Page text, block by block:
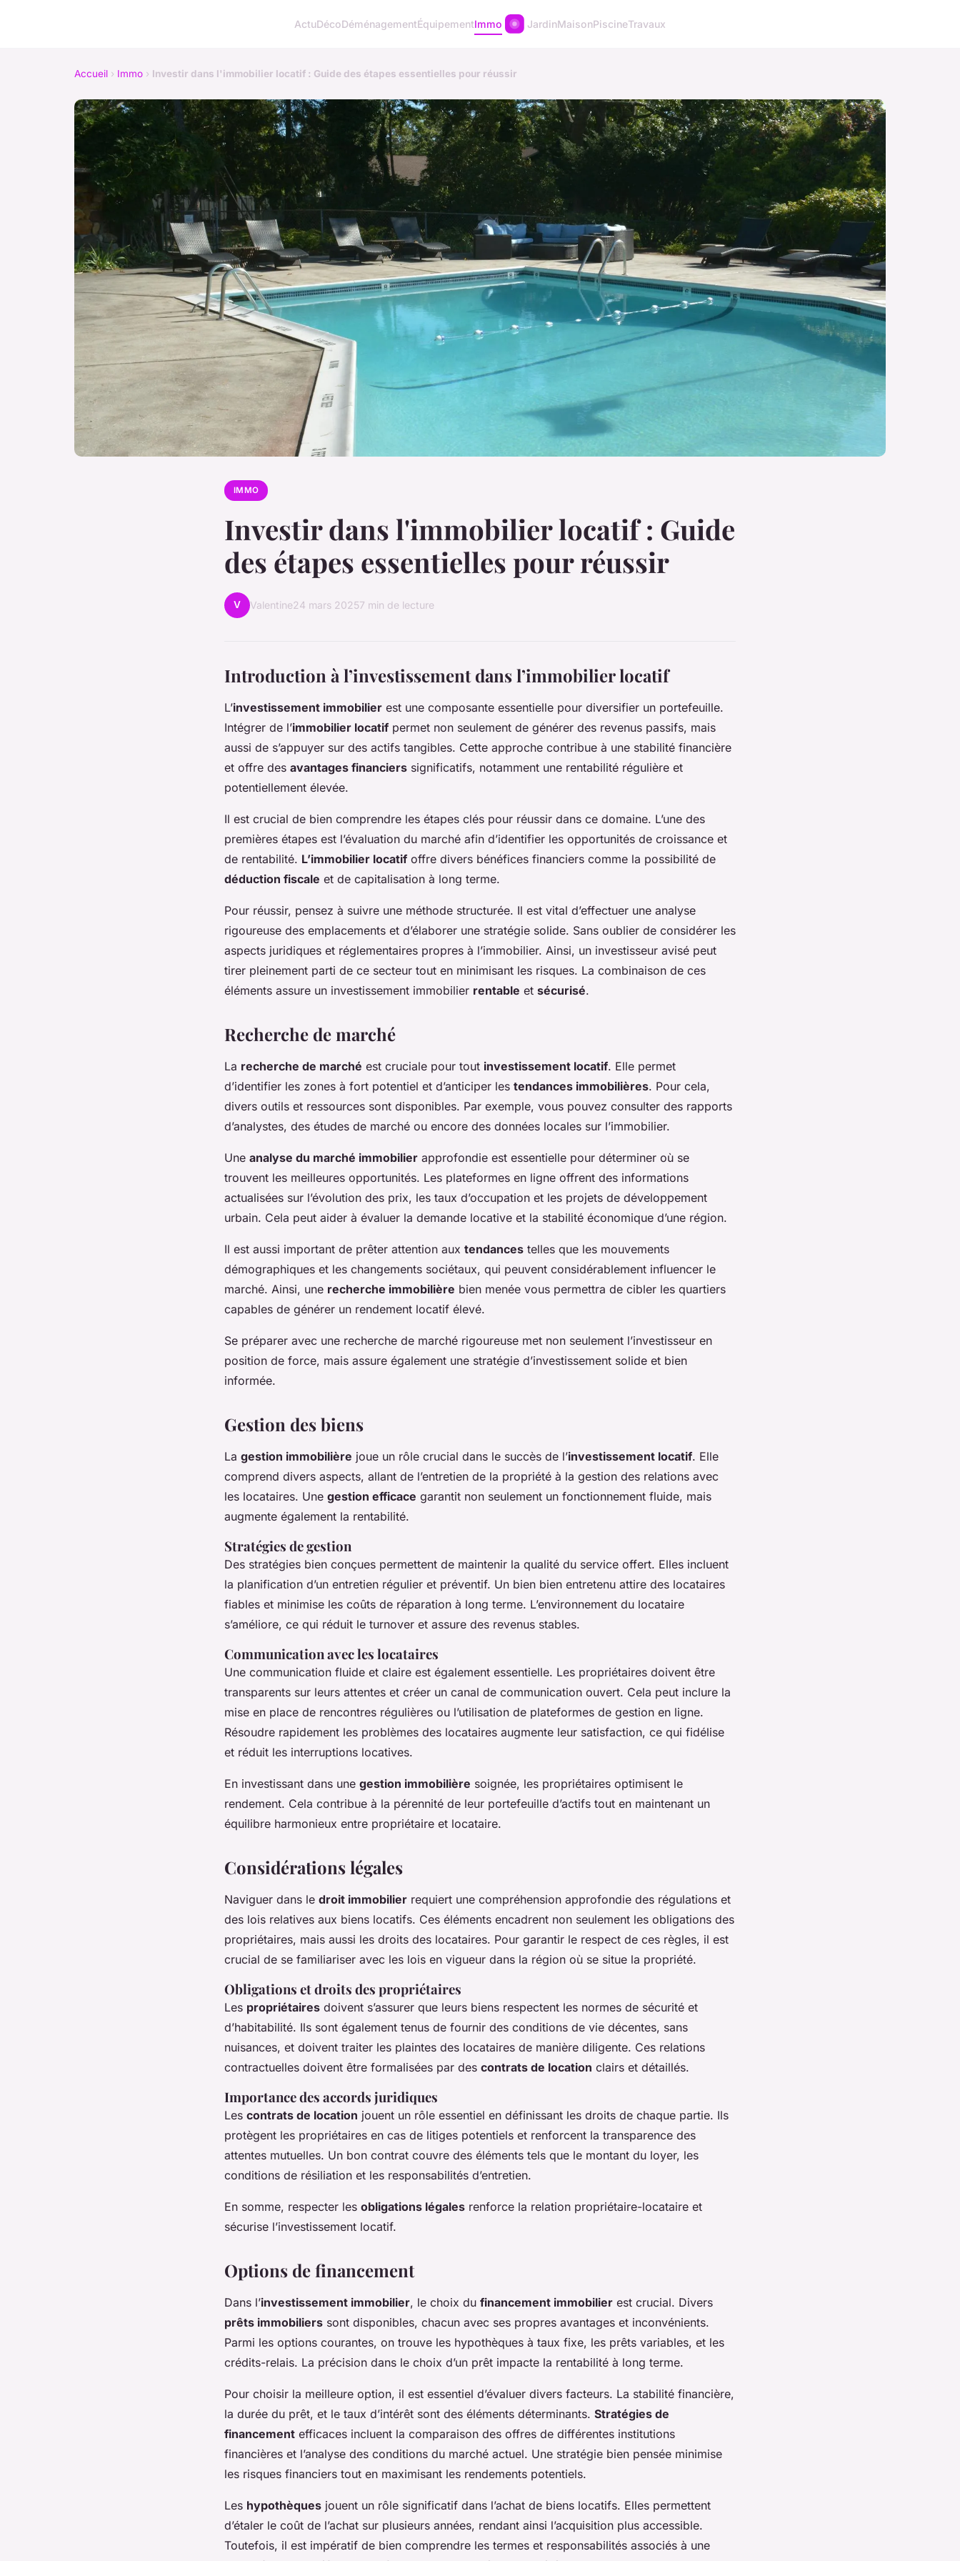
ActuDécoDéménagementÉquipementImmo JardinMaisonPiscineTravaux
Accueil › Immo › Investir dans l'immobilier locatif : Guide des étapes essentielles pour réussir
IMMO
Investir dans l'immobilier locatif : Guide
des étapes essentielles pour réussir
V Valentine24 mars 20257 min de lecture
Introduction à l’investissement dans l’immobilier locatif
L’investissement immobilier est une composante essentielle pour diversifier un portefeuille.
Intégrer de l’immobilier locatif permet non seulement de générer des revenus passifs, mais
aussi de s’appuyer sur des actifs tangibles. Cette approche contribue à une stabilité financière
et offre des avantages financiers significatifs, notamment une rentabilité régulière et
potentiellement élevée.
Il est crucial de bien comprendre les étapes clés pour réussir dans ce domaine. L’une des
premières étapes est l’évaluation du marché afin d’identifier les opportunités de croissance et
de rentabilité. L’immobilier locatif offre divers bénéfices financiers comme la possibilité de
déduction fiscale et de capitalisation à long terme.
Pour réussir, pensez à suivre une méthode structurée. Il est vital d’effectuer une analyse
rigoureuse des emplacements et d’élaborer une stratégie solide. Sans oublier de considérer les
aspects juridiques et réglementaires propres à l’immobilier. Ainsi, un investisseur avisé peut
tirer pleinement parti de ce secteur tout en minimisant les risques. La combinaison de ces
éléments assure un investissement immobilier rentable et sécurisé.
Recherche de marché
La recherche de marché est cruciale pour tout investissement locatif. Elle permet
d’identifier les zones à fort potentiel et d’anticiper les tendances immobilières. Pour cela,
divers outils et ressources sont disponibles. Par exemple, vous pouvez consulter des rapports
d’analystes, des études de marché ou encore des données locales sur l’immobilier.
Une analyse du marché immobilier approfondie est essentielle pour déterminer où se
trouvent les meilleures opportunités. Les plateformes en ligne offrent des informations
actualisées sur l’évolution des prix, les taux d’occupation et les projets de développement
urbain. Cela peut aider à évaluer la demande locative et la stabilité économique d’une région.
Il est aussi important de prêter attention aux tendances telles que les mouvements
démographiques et les changements sociétaux, qui peuvent considérablement influencer le
marché. Ainsi, une recherche immobilière bien menée vous permettra de cibler les quartiers
capables de générer un rendement locatif élevé.
Se préparer avec une recherche de marché rigoureuse met non seulement l’investisseur en
position de force, mais assure également une stratégie d’investissement solide et bien
informée.
Gestion des biens
La gestion immobilière joue un rôle crucial dans le succès de l’investissement locatif. Elle
comprend divers aspects, allant de l’entretien de la propriété à la gestion des relations avec
les locataires. Une gestion efficace garantit non seulement un fonctionnement fluide, mais
augmente également la rentabilité.
Stratégies de gestion
Des stratégies bien conçues permettent de maintenir la qualité du service offert. Elles incluent
la planification d’un entretien régulier et préventif. Un bien bien entretenu attire des locataires
fiables et minimise les coûts de réparation à long terme. L’environnement du locataire
s’améliore, ce qui réduit le turnover et assure des revenus stables.
Communication avec les locataires
Une communication fluide et claire est également essentielle. Les propriétaires doivent être
transparents sur leurs attentes et créer un canal de communication ouvert. Cela peut inclure la
mise en place de rencontres régulières ou l’utilisation de plateformes de gestion en ligne.
Résoudre rapidement les problèmes des locataires augmente leur satisfaction, ce qui fidélise
et réduit les interruptions locatives.
En investissant dans une gestion immobilière soignée, les propriétaires optimisent le
rendement. Cela contribue à la pérennité de leur portefeuille d’actifs tout en maintenant un
équilibre harmonieux entre propriétaire et locataire.
Considérations légales
Naviguer dans le droit immobilier requiert une compréhension approfondie des régulations et
des lois relatives aux biens locatifs. Ces éléments encadrent non seulement les obligations des
propriétaires, mais aussi les droits des locataires. Pour garantir le respect de ces règles, il est
crucial de se familiariser avec les lois en vigueur dans la région où se situe la propriété.
Obligations et droits des propriétaires
Les propriétaires doivent s’assurer que leurs biens respectent les normes de sécurité et
d’habitabilité. Ils sont également tenus de fournir des conditions de vie décentes, sans
nuisances, et doivent traiter les plaintes des locataires de manière diligente. Ces relations
contractuelles doivent être formalisées par des contrats de location clairs et détaillés.
Importance des accords juridiques
Les contrats de location jouent un rôle essentiel en définissant les droits de chaque partie. Ils
protègent les propriétaires en cas de litiges potentiels et renforcent la transparence des
attentes mutuelles. Un bon contrat couvre des éléments tels que le montant du loyer, les
conditions de résiliation et les responsabilités d’entretien.
En somme, respecter les obligations légales renforce la relation propriétaire-locataire et
sécurise l’investissement locatif.
Options de financement
Dans l’investissement immobilier, le choix du financement immobilier est crucial. Divers
prêts immobiliers sont disponibles, chacun avec ses propres avantages et inconvénients.
Parmi les options courantes, on trouve les hypothèques à taux fixe, les prêts variables, et les
crédits-relais. La précision dans le choix d’un prêt impacte la rentabilité à long terme.
Pour choisir la meilleure option, il est essentiel d’évaluer divers facteurs. La stabilité financière,
la durée du prêt, et le taux d’intérêt sont des éléments déterminants. Stratégies de
financement efficaces incluent la comparaison des offres de différentes institutions
financières et l’analyse des conditions du marché actuel. Une stratégie bien pensée minimise
les risques financiers tout en maximisant les rendements potentiels.
Les hypothèques jouent un rôle significatif dans l’achat de biens locatifs. Elles permettent
d’étaler le coût de l’achat sur plusieurs années, rendant ainsi l’acquisition plus accessible.
Toutefois, il est impératif de bien comprendre les termes et responsabilités associés à une